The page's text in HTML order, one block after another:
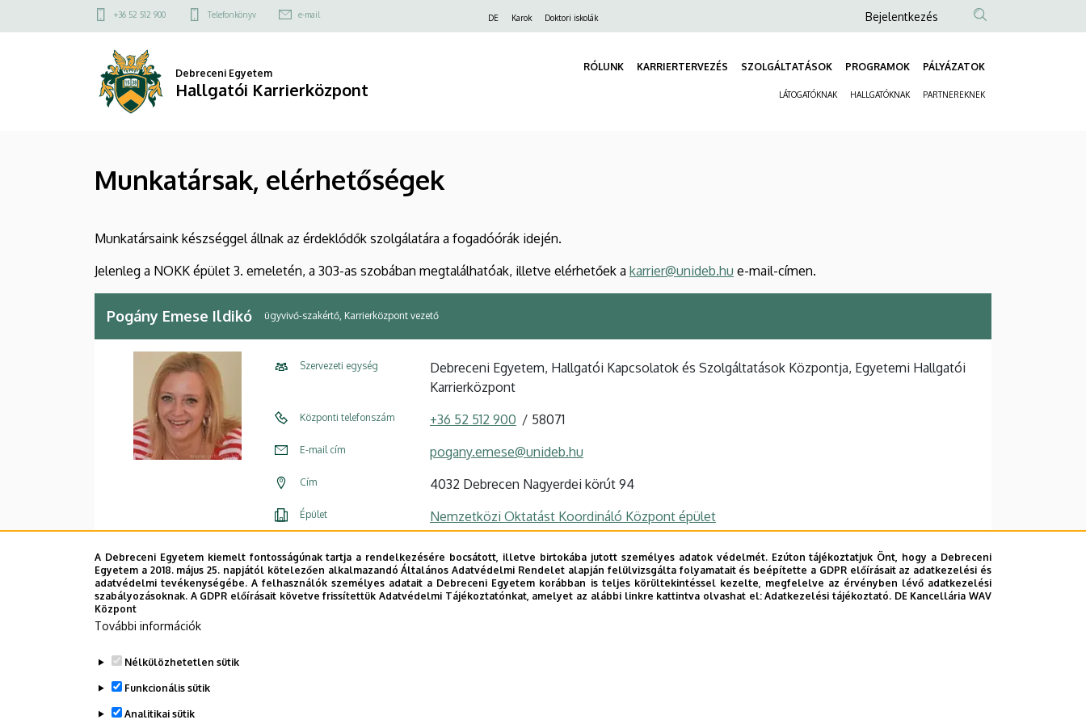
Munkatársak,
elérhetőségek
Hallgatói
a
Felső
menü
+36 52 512 900 Telefonkönyv e-mail DE Karok Doktori iskolák
Anonim
fiók
menüje
Bejelentkezés
Debreceni Egyetem
Hallgatói Karrierközpont
RÓLUNK KARRIERTERVEZÉS SZOLGÁLTATÁSOK PROGRAMOK PÁLYÁZATOK
LÁTOGATÓKNAK HALLGATÓKNAK PARTNEREKNEK
Munkatársak, elérhetőségek
Munkatársaink készséggel állnak az érdeklődők szolgálatára a fogadóórák idején.
Jelenleg a NOKK épület 3. emeletén, a 303-as szobában megtalálhatóak, illetve elérhetőek a karrier@unideb.hu e-mail-címen.
Pogány Emese Ildikó ügyvivő-szakértő, Karrierközpont vezető
Szervezeti egység
Debreceni Egyetem, Hallgatói Kapcsolatok és Szolgáltatások Központja, Egyetemi Hallgatói
Karrierközpont
Központi telefonszám +36 52 512 900 58071
E-mail cím pogany.emese@unideb.hu
Cím 4032 Debrecen Nagyerdei körút 94
Épület Nemzetközi Oktatást Koordináló Központ épület
3. emelet, 303
Weboldal Szervezeti weboldal
A Debreceni Egyetem kiemelt fontosságúnak tartja a rendelkezésére bocsátott, illetve birtokába jutott személyes adatok védelmét. Ezúton tájékoztatjuk Önt, hogy a Debreceni
Egyetem a 2018. május 25. napjától kötelezően alkalmazandó Általános Adatvédelmi Rendelet alapján felülvizsgálta folyamatait és beépítette a GDPR előírásait az adatkezelési és
adatvédelmi tevékenységébe. A felhasználók személyes adatait a Debreceni Egyetem korábban is teljes körültekintéssel kezelte, megfelelve az érvényben lévő adatkezelési
szabályozásoknak. A GDPR előírásait követve frissítettük Adatvédelmi Tájékoztatónkat, amelyet az alábbi linkre kattintva olvashat el:Adatkezelési tájékoztató. DE Kancellária WAV
Központ
További információk
Nélkülözhetetlen sütik
Funkcionális sütik
Analitikai sütik